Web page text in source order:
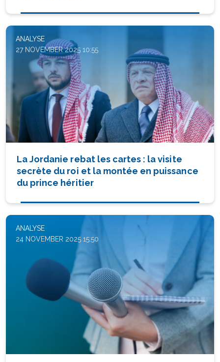
ANALYSE
27 NOVEMBER 2025 10:55
La Jordanie rebat les cartes : la visite
secrète du roi et la montée en puissance
du prince héritier
ANALYSE
24 NOVEMBER 2025 15:50